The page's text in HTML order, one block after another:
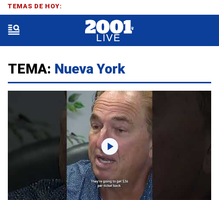
TEMA: Nueva York
TEMAS DE HOY: